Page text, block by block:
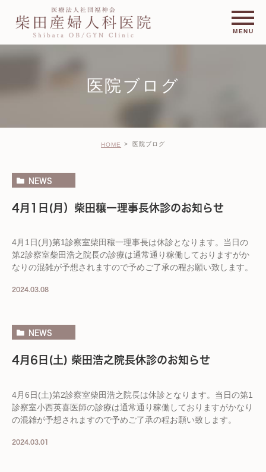
医院ブログ
HOME 医院ブログ
NEWS
4月1日(月）柴田穰一理事長休診のお知らせ
4月1日(月)第1診察室柴田穰一理事長は休診となります。当日の
第2診察室柴田浩之院長の診療は通常通り稼働しておりますがか
なりの混雑が予想されますので予めご了承の程お願い致します。
2024.03.08
NEWS
4月6日(土) 柴田浩之院長休診のお知らせ
4月6日(土)第2診察室柴田浩之院長は休診となります。当日の第1
診察室小西英喜医師の診療は通常通り稼働しておりますがかなり
の混雑が予想されますので予めご了承の程お願い致します。
2024.03.01